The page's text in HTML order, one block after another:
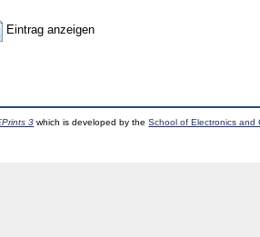
Eintrag anzeigen
3 which is developed by theSchool of Electronics and